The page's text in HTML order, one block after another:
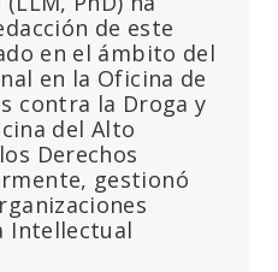
de este
en el ámbito del
en la Oficina de
contra la Droga y
del Alto
Derechos
gestionó
Intellectual